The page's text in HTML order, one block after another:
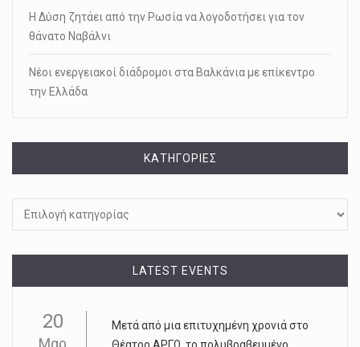
Η Δύση ζητάει από την Ρωσία να λογοδοτήσει για τον
θάνατο Ναβάλνι
Νέοι ενεργειακοί διάδρομοι στα Βαλκάνια με επίκεντρο
την Ελλάδα
KΑΤΗΓΟΡΊΕΣ
LATEST EVENTS
20
Μαρ
Μετά από μια επιτυχημένη χρονιά στο
Θέατρο ΑΡΓΩ, το πολυβραβευμένο